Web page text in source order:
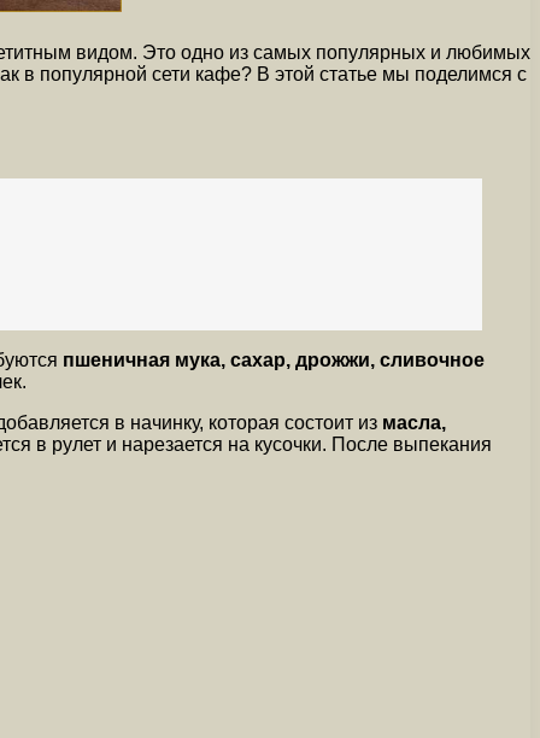
видом. Это одно из самых популярных и любимых
в популярной сети кафе? В этой статье мы поделимся с
пшеничная мука, сахар, дрожжи, сливочное
в начинку, которая состоит из масла,
в рулет и нарезается на кусочки. После выпекания